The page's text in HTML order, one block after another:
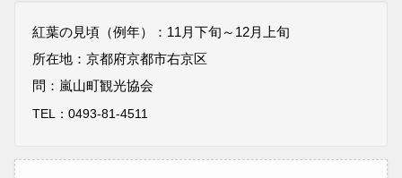
紅葉の見頃（例年）：11月下旬～12月上旬
所在地：京都府京都市右京区
問：嵐山町観光協会
TEL：0493-81-4511